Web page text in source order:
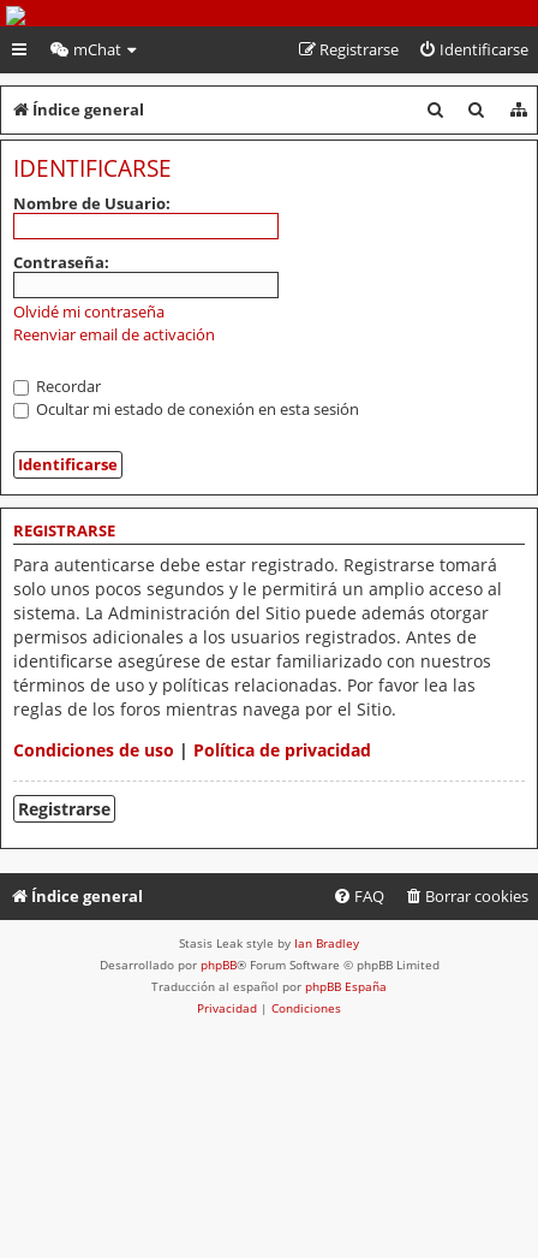
PeruVoley.com
mChat Identificarse
Registrarse
Índice general
u
u
IDENTIFICARSE
Nombre de Usuario:
Contraseña:
Olvidé mi contraseña
Reenviar email de activación
Recordar
Ocultar mi estado de conexión en esta sesión
REGISTRARSE
Para autenticarse debe estar registrado. Registrarse tomará
solo unos pocos segundos y le permitirá un amplio acceso al
sistema. La Administración del Sitio puede además otorgar
permisos adicionales a los usuarios registrados. Antes de
identificarse asegúrese de estar familiarizado con nuestros
términos de uso y políticas relacionadas. Por favor lea las
reglas de los foros mientras navega por el Sitio.
Condiciones de uso | Política de privacidad
Registrarse
Índice general Borrar cookies
FAQ
Stasis Leak style by Ian Bradley
Desarrollado por phpBB® Forum Software © phpBB Limited
Traducción al español por phpBB España
Privacidad | Condiciones